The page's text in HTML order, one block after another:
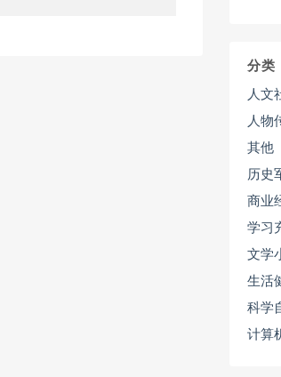
分类
人文
人物
其他
历史
商业
学习
文学
生活
科学
计算